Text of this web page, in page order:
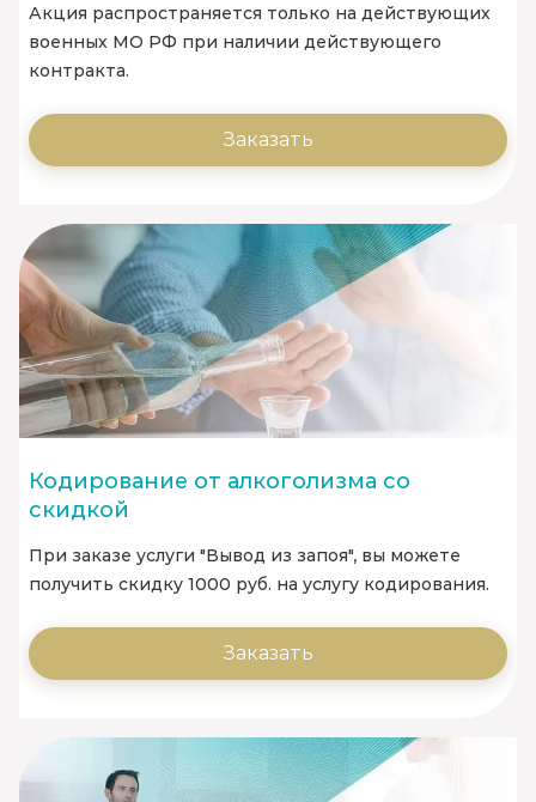
Акция распространяется только на действующих
военных МО РФ при наличии действующего
контракта.
Заказать
Кодирование от алкоголизма со
скидкой
При заказе услуги "Вывод из запоя", вы можете
получить скидку 1000 руб. на услугу кодирования.
Заказать